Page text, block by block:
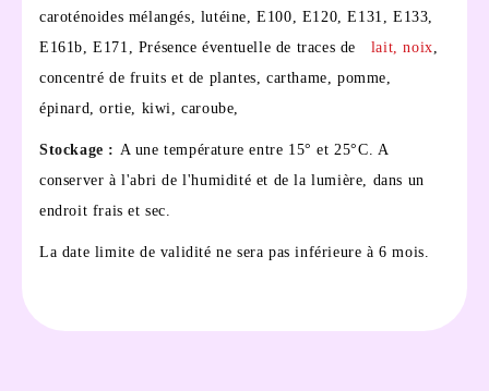
caroténoides mélangés, lutéine, E100, E120, E131, E133,
E161b, E171, Présence éventuelle de traces de
lait, noix
concentré de fruits et de plantes, carthame, pomme,
épinard, ortie, kiwi, caroube,
Stockage : A une température entre 15° et 25°C. A
conserver à l'abri de l'humidité et de la lumière, dans un
endroit frais et sec.
La date limite de validité ne sera pas inférieure à 6 mois.